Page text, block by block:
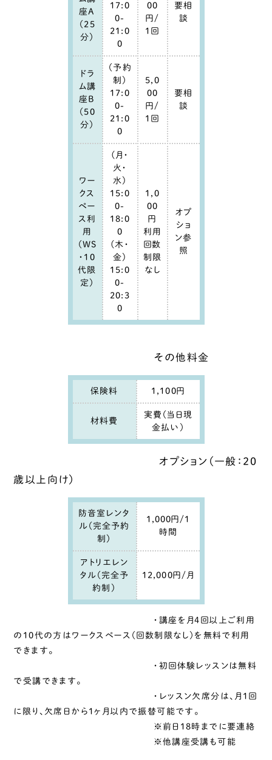
座A
（25
分）
17:0
0-
21:0
0
00
円/
1回
要相
談
ドラ
ム講
座B
（50
分）
（予約
制）
17:0
0-
21:0
0
5,0
00
円/
1回
要相
談
ワー
クス
ペー
ス利
用
（WS
・10
代限
定）
(月・
火・
水)
15:0
0-
18:0
0
(木・
金)
15:0
0-
20:3
0
1,0
00
円
利用
回数
制限
なし
オプ
ショ
ン参
照
その他料金
保険料 1,100円
材料費
実費（当日現
金払い）
オプション（一般：20
歳以上向け）
防音室レンタ
ル（完全予約
制）
1,000円/1
時間
アトリエレン
タル（完全予
約制）
12,000円/月
・講座を月4回以上ご利用
の10代の方はワークスペース（回数制限なし）を無料で利用
できます。
・初回体験レッスンは無料
で受講できます。
・レッスン欠席分は、月1回
に限り、欠席日から1ヶ月以内で振替可能です。
※前日18時までに要連絡
※他講座受講も可能